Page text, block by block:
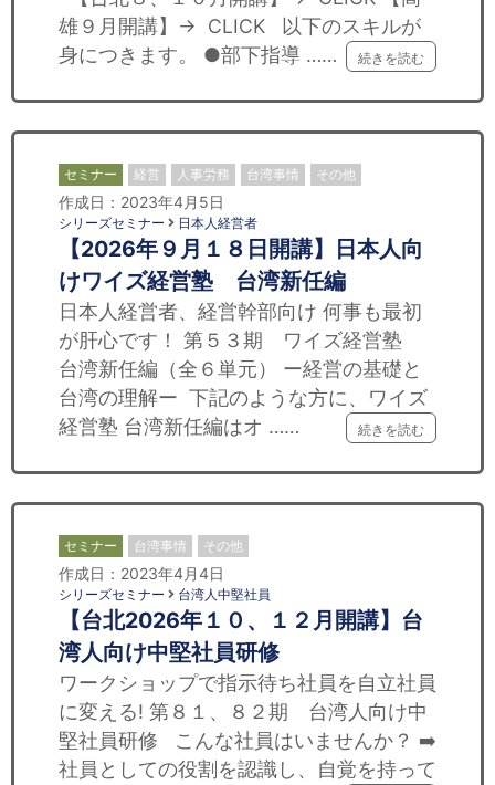
雄９月開講】→ CLICK 以下のスキルが
身につきます。 ●部下指導 ……
続きを読む
セミナー 経営 人事労務 台湾事情 その他
作成日：2023年4月5日
シリーズセミナー 日本人経営者
【2026年９月１８日開講】日本人向
けワイズ経営塾 台湾新任編
日本人経営者、経営幹部向け 何事も最初
が肝心です！ 第５３期 ワイズ経営塾
台湾新任編（全６単元） ー経営の基礎と
台湾の理解ー 下記のような方に、ワイズ
経営塾 台湾新任編はオ ……
続きを読む
セミナー 台湾事情 その他
作成日：2023年4月4日
シリーズセミナー 台湾人中堅社員
【台北2026年１０、１２月開講】台
湾人向け中堅社員研修
ワークショップで指示待ち社員を自立社員
に変える! 第８１、８２期 台湾人向け中
堅社員研修 こんな社員はいませんか？ ➡️
社員としての役割を認識し、自覚を持って